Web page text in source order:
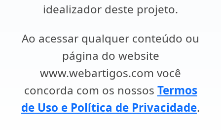
idealizador deste projeto.
Ao acessar qualquer conteúdo ou
página do website
www.webartigos.com você
concorda com os nossos Termos
de Uso e Política de Privacidade.